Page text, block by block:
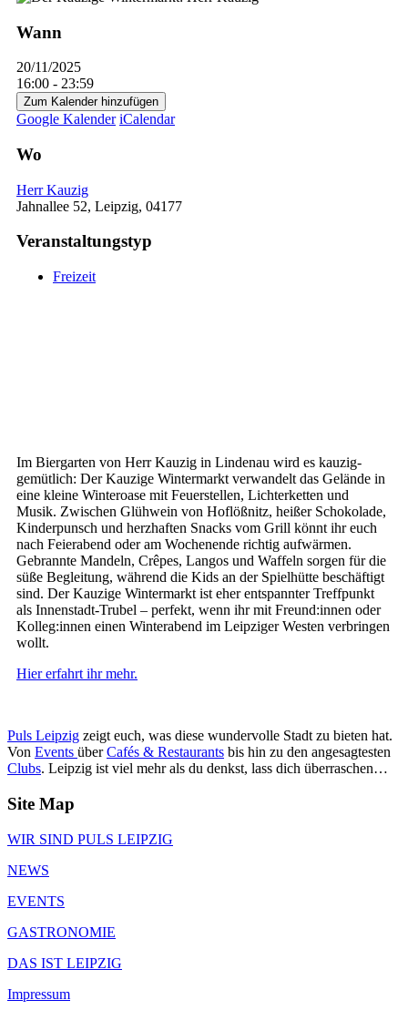
Wann
20/11/2025
16:00 - 23:59
Zum Kalender hinzufügen
Google Kalender iCalendar
Wo
Herr Kauzig
Jahnallee 52, Leipzig, 04177
Veranstaltungstyp
Freizeit
Im Biergarten von Herr Kauzig in Lindenau wird es kauzig-
gemütlich: Der Kauzige Wintermarkt verwandelt das Gelände in
eine kleine Winteroase mit Feuerstellen, Lichterketten und
Musik. Zwischen Glühwein von Hoflößnitz, heißer Schokolade,
Kinderpunsch und herzhaften Snacks vom Grill könnt ihr euch
nach Feierabend oder am Wochenende richtig aufwärmen.
Gebrannte Mandeln, Crêpes, Langos und Waffeln sorgen für die
süße Begleitung, während die Kids an der Spielhütte beschäftigt
sind. Der Kauzige Wintermarkt ist eher entspannter Treffpunkt
als Innenstadt-Trubel – perfekt, wenn ihr mit Freund:innen oder
Kolleg:innen einen Winterabend im Leipziger Westen verbringen
wollt.
Hier erfahrt ihr mehr.
Puls Leipzig zeigt euch, was diese wundervolle Stadt zu bieten hat.
Von Events überCafés & Restaurants bis hin zu den angesagtesten
Clubs. Leipzig ist viel mehr als du denkst, lass dich überraschen…
Site Map
WIR SIND PULS LEIPZIG
NEWS
EVENTS
GASTRONOMIE
DAS IST LEIPZIG
Impressum